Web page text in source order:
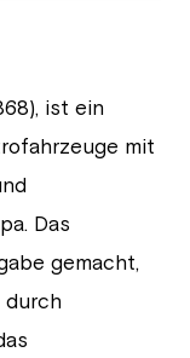
ist ein
mit
Das
gemacht,
durch